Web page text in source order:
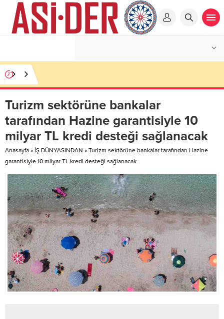
Turizm sektörüne bankalar
tarafından Hazine garantisiyle 10
milyar TL kredi desteği sağlanacak
Anasayfa » İŞ DÜNYASINDAN » Turizm sektörüne bankalar tarafından Hazine
garantisiyle 10 milyar TL kredi desteği sağlanacak